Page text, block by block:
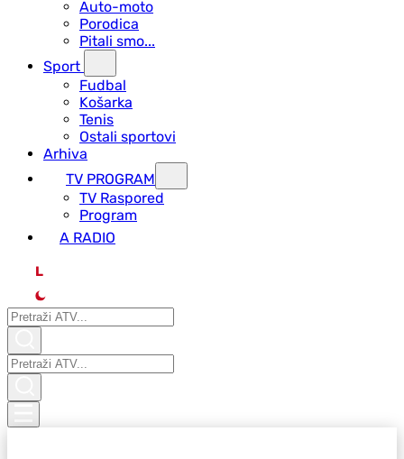
Auto-moto
Porodica
Pitali smo...
Sport
Fudbal
Košarka
Tenis
Ostali sportovi
Arhiva
TV PROGRAM
ТV Raspored
Program
A RADIO
L